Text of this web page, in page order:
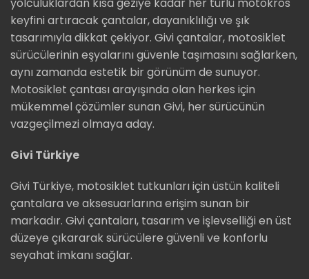
keyfini artıracak çantalar, dayanıklılığı ve şık
tasarımıyla dikkat çekiyor. Givi çantalar, motosiklet
sürücülerinin eşyalarını güvenle taşımasını sağlarken,
aynı zamanda estetik bir görünüm de sunuyor.
Motosiklet çantası arayışında olan herkes için
mükemmel çözümler sunan Givi, her sürücünün
vazgeçilmezi olmaya aday.
Givi Türkiye
Givi Türkiye, motosiklet tutkunları için üstün kaliteli
çantalara ve aksesuarlarına erişim sunan bir
markadır. Givi çantaları, tasarım ve işlevselliği en üst
düzeye çıkararak sürücülere güvenli ve konforlu
seyahat imkanı sağlar.